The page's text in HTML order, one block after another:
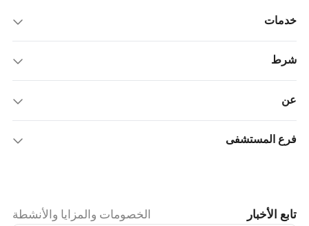
خدمات
شرط
عن
فرع المستشفى
تابع الأخبار الخصومات والمزايا والأنشطة